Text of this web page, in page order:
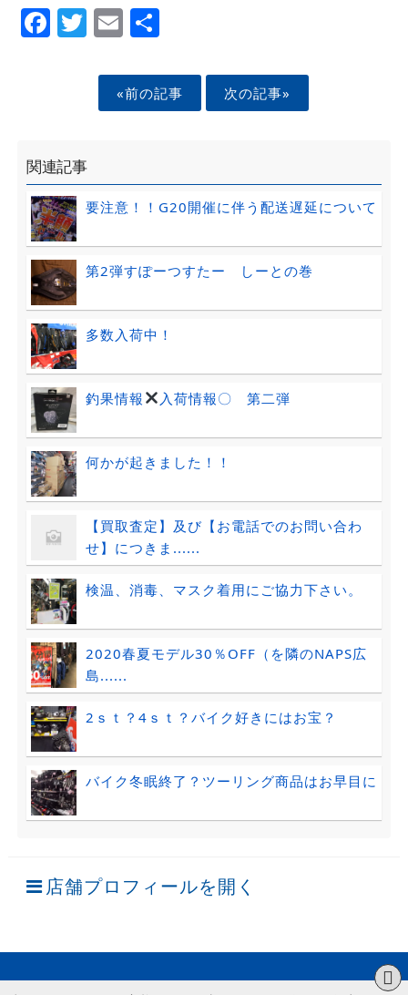
Facebook
Twitter
EmailShare
«前の記事 次の記事»
関連記事
要注意！！G20開催に伴う配送遅延について
第2弾すぽーつすたー しーとの巻
多数入荷中！
釣果情報 入荷情報〇 第二弾
何かが起きました！！
【買取査定】及び【お電話でのお問い合わ
せ】につきま......
検温、消毒、マスク着用にご協力下さい。
2020春夏モデル30％OFF（を隣のNAPS広
島......
2ｓｔ？4ｓｔ？バイク好きにはお宝？
バイク冬眠終了？ツーリング商品はお早目に
店舗プロフィールを開く